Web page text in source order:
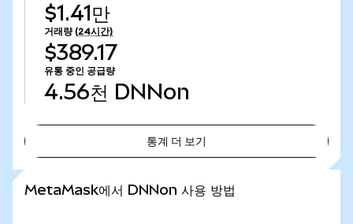
$1.41만
거래량 (24시간)
$389.17
유통 중인 공급량
4.56천 DNNon
통계 더 보기
MetaMask에서 DNNon 사용 방법